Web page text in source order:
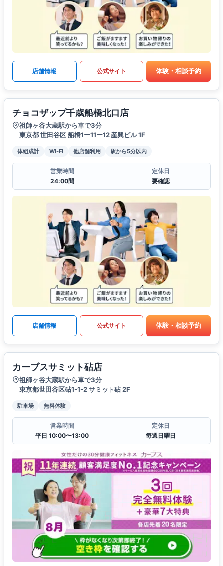
店舗情報 公式サイト 体験・相談予約
チョコザップ千歳船橋北口店
祖師ヶ谷大蔵駅から車で3分
東京都 世田谷区 船橋1ー11ー12 産興ビル 1F
体組成計 Wi-Fi 他店舗利用 駅から5分以内
営業時間
24:00間
定休日
要確認
店舗情報 公式サイト 体験・相談予約
カーブスサミット砧店
祖師ヶ谷大蔵駅から車で3分
東京都世田谷区砧1-1-2 サミット砧 2F
駐車場 無料体験
営業時間
平日 10:00〜13:00
定休日
毎週日曜日